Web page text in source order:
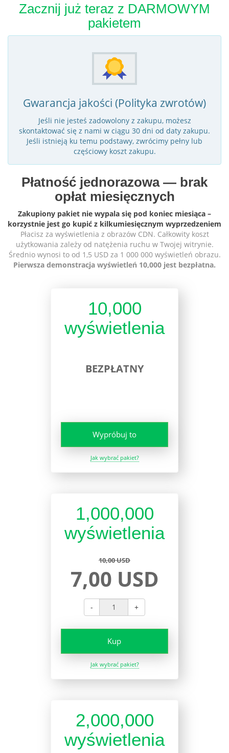
Zacznij już teraz z DARMOWYM
pakietem
Gwarancja jakości (Polityka zwrotów)
Jeśli nie jesteś zadowolony z zakupu, możesz
skontaktować się z nami w ciągu 30 dni od daty zakupu.
Jeśli istnieją ku temu podstawy, zwrócimy pełny lub
częściowy koszt zakupu.
Płatność jednorazowa — brak
opłat miesięcznych
Zakupiony pakiet nie wypala się pod koniec miesiąca –
korzystnie jest go kupić z kilkumiesięcznym wyprzedzeniem
Płacisz za wyświetlenia z obrazów CDN. Całkowity koszt
użytkowania zależy od natężenia ruchu w Twojej witrynie.
Średnio wynosi to od 1,5 USD za 1 000 000 wyświetleń obrazu.
Pierwsza demonstracja wyświetleń 10,000 jest bezpłatna.
10,000
wyświetlenia
BEZPŁATNY
Wypróbuj to
Jak wybrać pakiet?
1,000,000
wyświetlenia
10,00 USD
7,00 USD
- +
Kup
Jak wybrać pakiet?
2,000,000
wyświetlenia